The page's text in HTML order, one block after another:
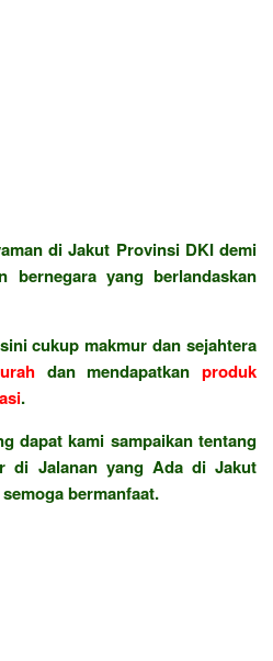
di Jakut Provinsi DKI demi
bernegara yang berlandaskan
cukup makmur dan sejahtera
dan mendapatkanproduk
.
dapat kami sampaikan tentang
di Jalanan yang Ada di Jakut
bermanfaat.